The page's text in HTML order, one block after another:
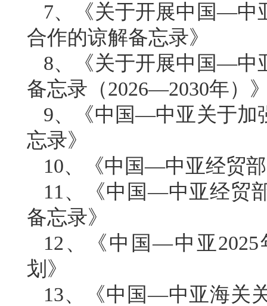
7、《关于开展中国—中
合作的谅解备忘录》
8、《关于开展中国—中
备忘录（2026—2030年）
9、《中国—中亚关于加
忘录》
10、《中国—中亚经贸
11、《中国—中亚经贸
备忘录》
12、《中国—中亚2025
划》
13、《中国—中亚海关